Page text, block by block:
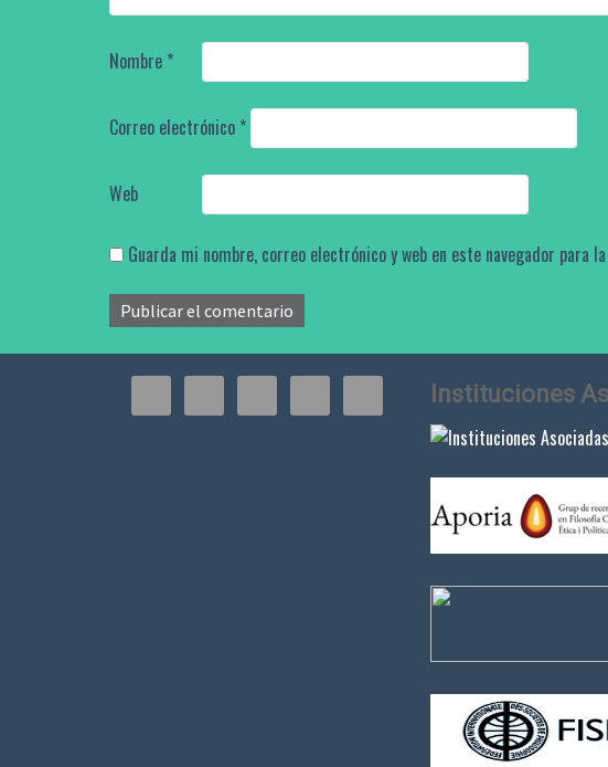
Nombre *
Correo electrónico *
Web
Guarda mi nombre, correo electrónico y web en este navegador para
Instituciones